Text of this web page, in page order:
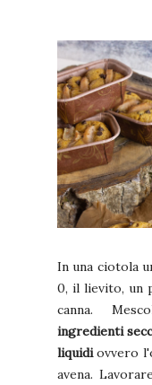
In una ciotola
0, il lievito, un
canna.
ingredienti
liquidiovvero
avena.